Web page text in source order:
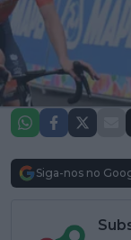
Siga-nos no